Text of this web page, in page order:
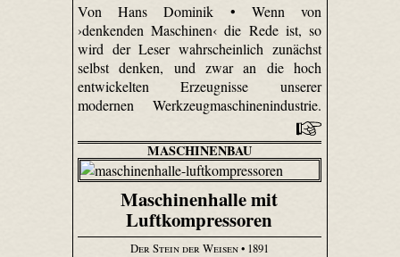
Von Hans Dominik • Wenn von
›denkenden Maschinen‹ die Rede ist, so
wird der Leser wahrscheinlich zunächst
selbst denken, und zwar an die hoch
entwickelten Erzeugnisse unserer
modernen Werkzeugmaschinenindustrie.
MASCHINENBAU
Maschinenhalle mit
Luftkompressoren
Der Stein der Weisen• 1891